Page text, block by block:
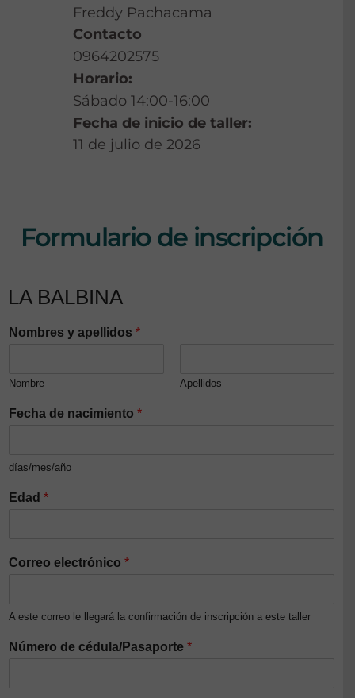
Freddy Pachacama
Contacto
0964202575
Horario:
Sábado 14:00-16:00
Fecha de inicio de taller:
11 de julio de 2026
Formulario de inscripción
LA BALBINA
Nombres y apellidos *
Nombre Apellidos
Fecha de nacimiento *
días/mes/año
Edad *
Correo electrónico *
A este correo le llegará la confirmación de inscripción a este taller
Número de cédula/Pasaporte *